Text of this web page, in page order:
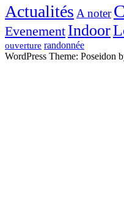
Actualités A noter
Evenement Indoor
ouverture randonnée
WordPress Theme: Poseidon